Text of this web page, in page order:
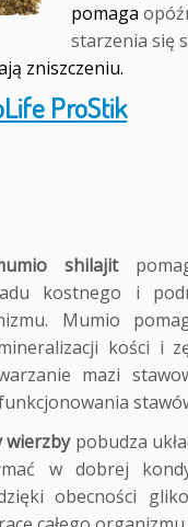
pomaga
starzenia się
zniszczeniu.
ProStik
shilajit
kostnego i
Mumio
kości i
mazi
wierzbypobudza
w dobrej
obecności